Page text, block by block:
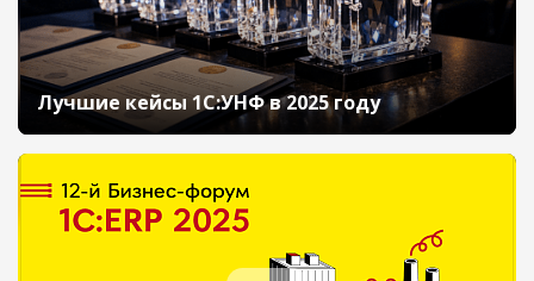
Лучшие кейсы 1С:УНФ в 2025 году